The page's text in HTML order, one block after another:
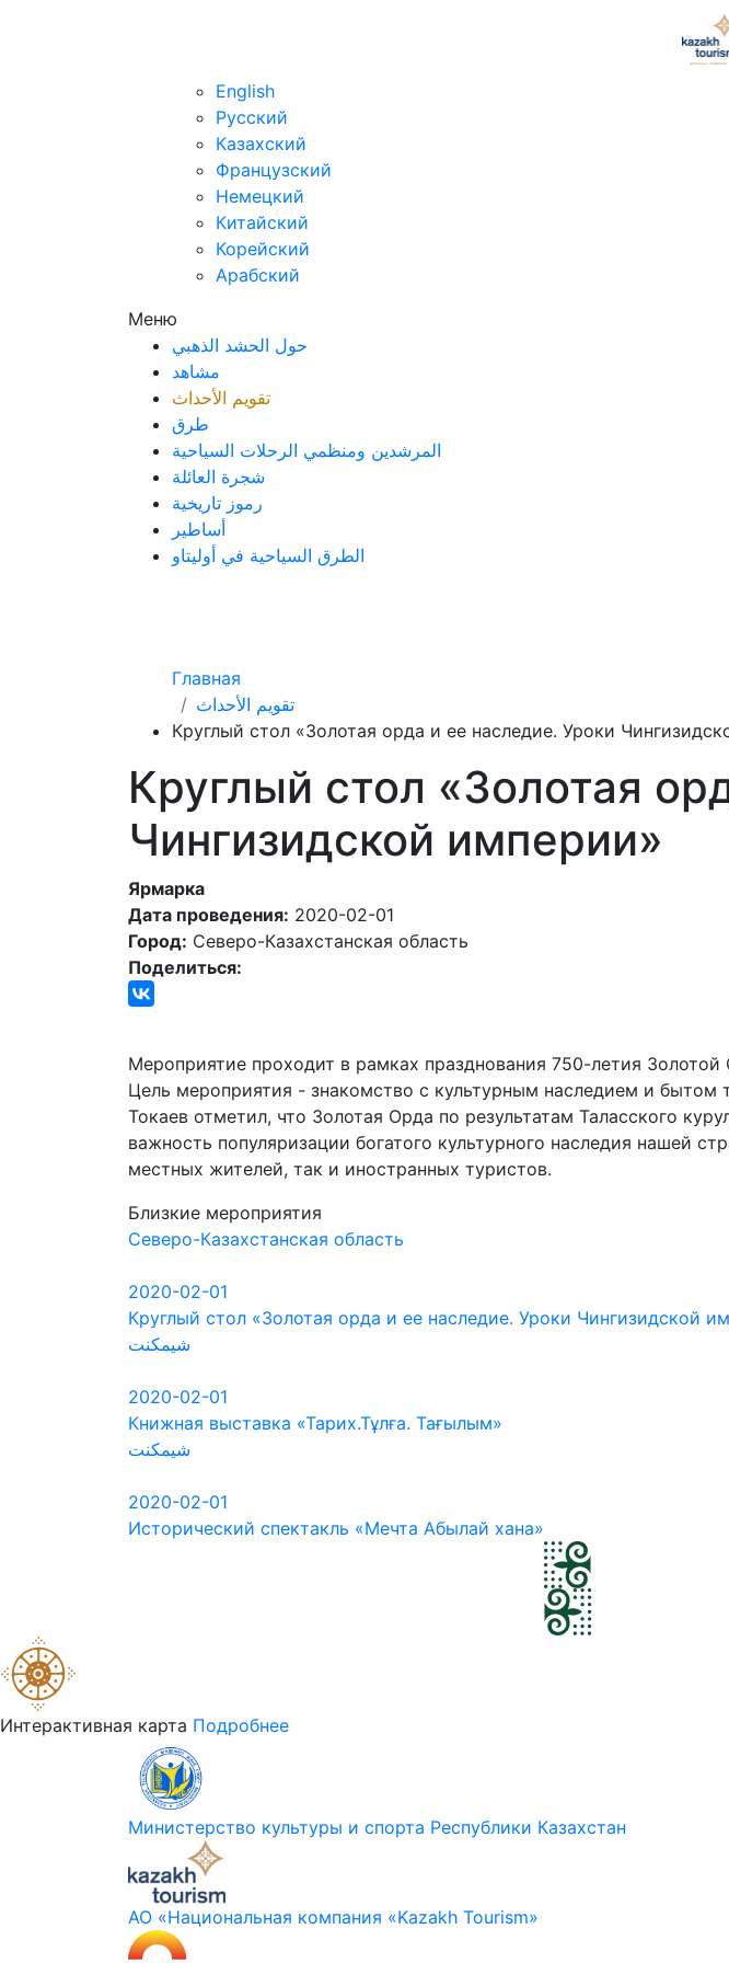
English
Русский
Казахский
Французский
Немецкий
Китайский
Корейский
Арабский
Меню
حول الحشد الذهبي
مشاهد
تقويم الأحداث
طرق
المرشدين ومنظمي الرحلات السياحية
شجرة العائلة
رموز تاريخية
أساطير
الطرق السياحية في أوليتاو
Главная
تقويم الأحداث
Круглый стол «Золотая орда и ее наследие. Уроки
Круглый стол «Золотая
Чингизидской империи»
Ярмарка
Дата проведения: 2020-02-01
Город: Северо-Казахстанская область
Поделиться:
Мероприятие проходит в рамках празднования 750-летия
Цель мероприятия - знакомство с культурным наследием и
Токаев отметил, что Золотая Орда по результатам Таласского
важность популяризации богатого культурного наследия нашей
местных жителей, так и иностранных туристов.
Близкие мероприятия
Северо-Казахстанская область
2020-02-01
Круглый стол «Золотая орда и ее наследие. Уроки Чингизидской
شيمكنت
2020-02-01
Книжная выставка «Тарих.Тұлға. Тағылым»
شيمكنت
2020-02-01
Исторический спектакль «Мечта Абылай хана»
Интерактивная карта Подробнее
Министерство культуры и спорта Республики Казахстан
АО «Национальная компания «Kazakh Tourism»